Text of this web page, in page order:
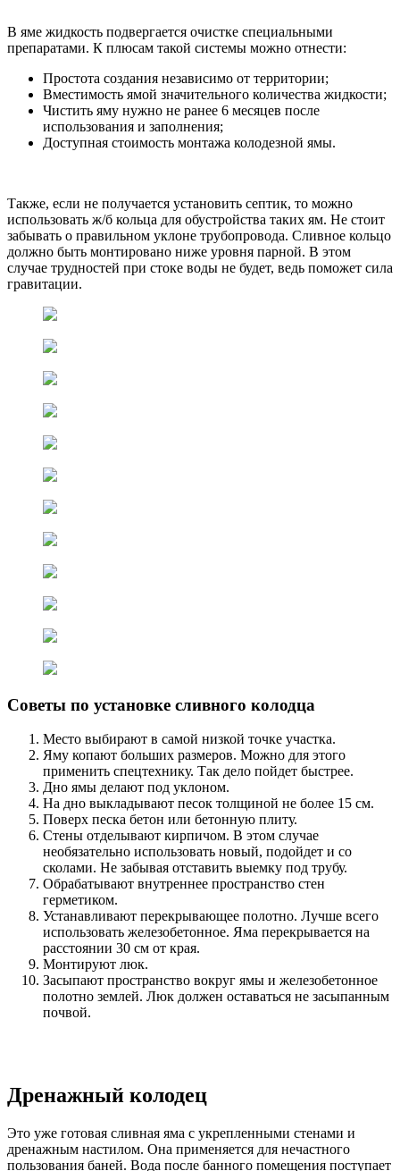
В яме жидкость подвергается очистке специальными
препаратами. К плюсам такой системы можно отнести:
Простота создания независимо от территории;
Вместимость ямой значительного количества жидкости;
Чистить яму нужно не ранее 6 месяцев после
использования и заполнения;
Доступная стоимость монтажа колодезной ямы.
Также, если не получается установить септик, то можно
использовать ж/б кольца для обустройства таких ям. Не стоит
забывать о правильном уклоне трубопровода. Сливное кольцо
должно быть монтировано ниже уровня парной. В этом
случае трудностей при стоке воды не будет, ведь поможет сила
гравитации.
Советы по установке сливного колодца
Место выбирают в самой низкой точке участка.
Яму копают больших размеров. Можно для этого
применить спецтехнику. Так дело пойдет быстрее.
Дно ямы делают под уклоном.
На дно выкладывают песок толщиной не более 15 см.
Поверх песка бетон или бетонную плиту.
Стены отделывают кирпичом. В этом случае
необязательно использовать новый, подойдет и со
сколами. Не забывая отставить выемку под трубу.
Обрабатывают внутреннее пространство стен
герметиком.
Устанавливают перекрывающее полотно. Лучше всего
использовать железобетонное. Яма перекрывается на
расстоянии 30 см от края.
Монтируют люк.
Засыпают пространство вокруг ямы и железобетонное
полотно землей. Люк должен оставаться не засыпанным
почвой.
Дренажный колодец
Это уже готовая сливная яма с укрепленными стенами и
дренажным настилом. Она применяется для нечастного
пользования баней. Вода после банного помещения поступает